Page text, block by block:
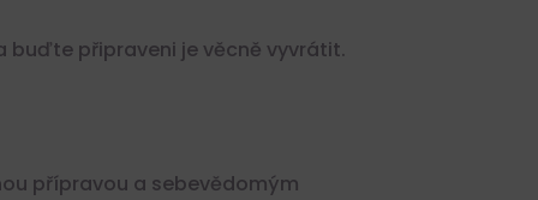
buďte připraveni je věcně vyvrátit.
přípravou a sebevědomým